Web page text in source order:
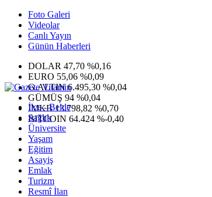
Foto Galeri
Videolar
Canlı Yayın
Günün Haberleri
DOLAR 47,70 %0,16
EURO 55,06 %0,09
G.ALTIN6.495,30 %0,04
GÜMÜŞ 94 %0,04
IMKB13.798,82 %0,70
BITCOIN 64.424 %-0,40
İlçe - Belde
Sağlık
Üniversite
Yaşam
Eğitim
Asayiş
Emlak
Turizm
Resmî İlan